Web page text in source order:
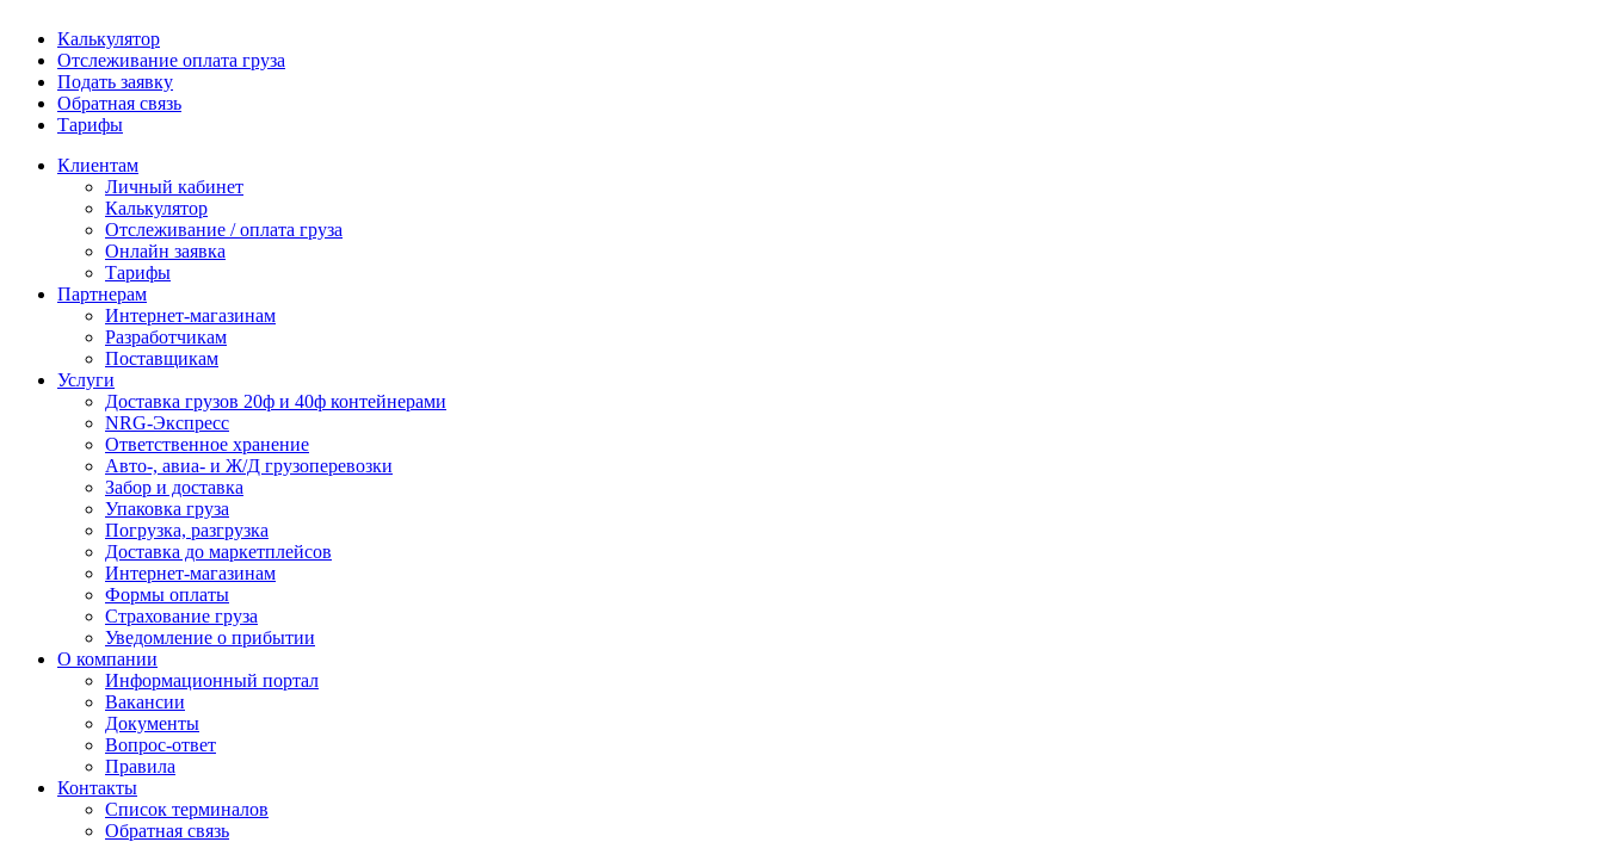
Калькулятор
Отслеживание оплата груза
Подать заявку
Обратная связь
Тарифы
Клиентам
Личный кабинет
Калькулятор
Отслеживание / оплата груза
Онлайн заявка
Тарифы
Партнерам
Интернет-магазинам
Разработчикам
Поставщикам
Услуги
Доставка грузов 20ф и 40ф контейнерами
NRG-Экспресс
Ответственное хранение
Авто-, авиа- и Ж/Д грузоперевозки
Забор и доставка
Упаковка груза
Погрузка, разгрузка
Доставка до маркетплейсов
Интернет-магазинам
Формы оплаты
Страхование груза
Уведомление о прибытии
О компании
Информационный портал
Вакансии
Документы
Вопрос-ответ
Правила
Контакты
Список терминалов
Обратная связь